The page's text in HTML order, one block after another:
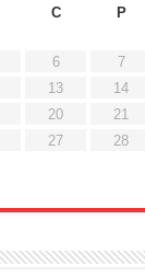
C P
6 7
13 14
20 21
27 28